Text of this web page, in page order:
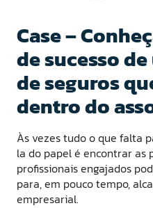
Case –
de sucesso
de seguros
dentro do
Às vezes tudo o que falta
la do papel é encontrar as
profissionais engajados
para, em pouco tempo,
empresarial.